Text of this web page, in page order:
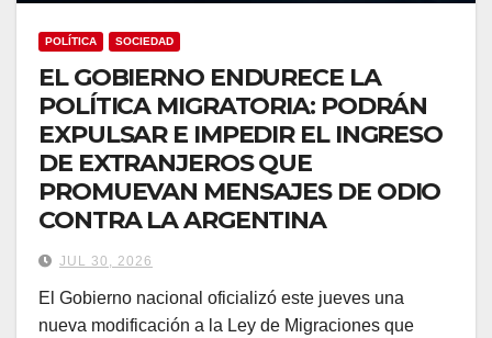
POLÍTICA SOCIEDAD
EL GOBIERNO ENDURECE LA
POLÍTICA MIGRATORIA: PODRÁN
EXPULSAR E IMPEDIR EL INGRESO
DE EXTRANJEROS QUE
PROMUEVAN MENSAJES DE ODIO
CONTRA LA ARGENTINA
JUL 30, 2026
El Gobierno nacional oficializó este jueves una
nueva modificación a la Ley de Migraciones que